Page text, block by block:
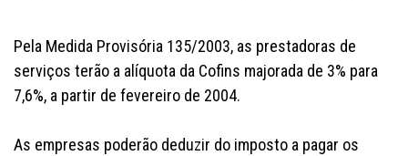
Pela Medida Provisória 135/2003, as prestadoras de
serviços terão a alíquota da Cofins majorada de 3% para
7,6%, a partir de fevereiro de 2004.
As empresas poderão deduzir do imposto a pagar os